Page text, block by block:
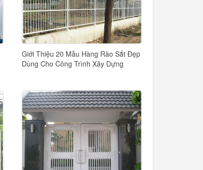
Giới Thiệu 20 Mẫu Hàng Rào Sắt Đẹp
Dùng Cho Công Trình Xây Dựng